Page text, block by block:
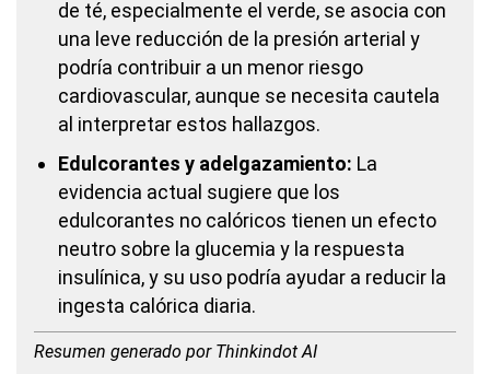
de té, especialmente el verde, se asocia con
una leve reducción de la presión arterial y
podría contribuir a un menor riesgo
cardiovascular, aunque se necesita cautela
al interpretar estos hallazgos.
Edulcorantes y adelgazamiento: La
evidencia actual sugiere que los
edulcorantes no calóricos tienen un efecto
neutro sobre la glucemia y la respuesta
insulínica, y su uso podría ayudar a reducir la
ingesta calórica diaria.
Resumen generado por Thinkindot AI